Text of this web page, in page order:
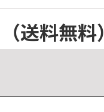
（送料無料）